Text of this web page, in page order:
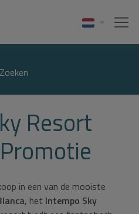
Zoeken
Resort
in een van de mooiste
, het Intempo Sky